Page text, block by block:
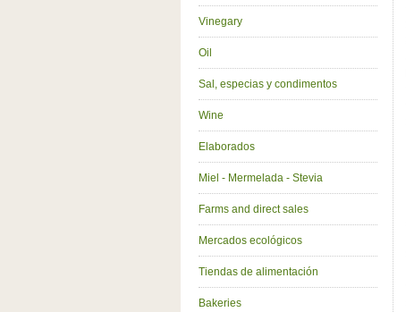
Vinegary
Oil
Sal, especias y condimentos
Wine
Elaborados
Miel - Mermelada - Stevia
Farms and direct sales
Mercados ecológicos
Tiendas de alimentación
Bakeries